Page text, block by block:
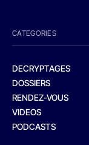
CATEGORIES
DECRYPTAGES
DOSSIERS
RENDEZ-VOUS
VIDEOS
PODCASTS